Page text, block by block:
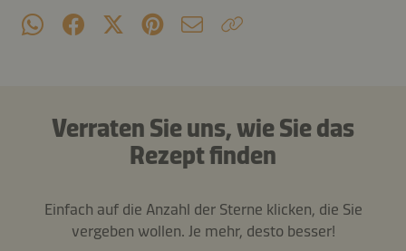
Verraten Sie uns, wie Sie das
Rezept finden
Einfach auf die Anzahl der Sterne klicken, die Sie
vergeben wollen. Je mehr, desto besser!